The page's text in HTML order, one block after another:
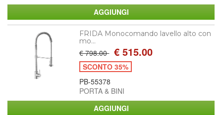
FRIDA Monocomando lavello alto con
mo...
€ 798.00 € 515.00
SCONTO 35%
PB-55378
PORTA & BINI